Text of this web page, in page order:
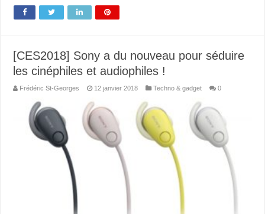
[CES2018] Sony a du nouveau pour séduire
les cinéphiles et audiophiles !
Frédéric St-Georges 12 janvier 2018 Techno & gadget 0